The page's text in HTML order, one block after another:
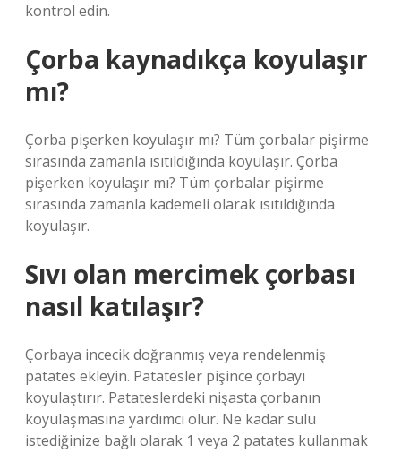
kontrol edin.
Çorba kaynadıkça koyulaşır
mı?
Çorba pişerken koyulaşır mı? Tüm çorbalar pişirme
sırasında zamanla ısıtıldığında koyulaşır. Çorba
pişerken koyulaşır mı? Tüm çorbalar pişirme
sırasında zamanla kademeli olarak ısıtıldığında
koyulaşır.
Sıvı olan mercimek çorbası
nasıl katılaşır?
Çorbaya incecik doğranmış veya rendelenmiş
patates ekleyin. Patatesler pişince çorbayı
koyulaştırır. Patateslerdeki nişasta çorbanın
koyulaşmasına yardımcı olur. Ne kadar sulu
istediğinize bağlı olarak 1 veya 2 patates kullanmak